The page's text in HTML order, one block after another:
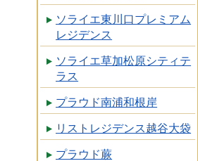
ソライエ東川口プレミアム
レジデンス
ソライエ草加松原シティテ
ラス
プラウド南浦和根岸
リストレジデンス越谷大袋
プラウド蕨